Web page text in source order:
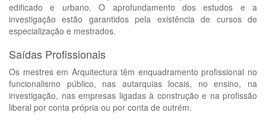
edificado e urbano. O aprofundamento dos estudos e a
investigação estão garantidos pela existência de cursos de
especialização e mestrados.
Saídas Profissionais
Os mestres em Arquitectura têm enquadramento profissional no
funcionalismo público, nas autarquias locais, no ensino, na
investigação, nas empresas ligadas à construção e na profissão
liberal por conta própria ou por conta de outrém.